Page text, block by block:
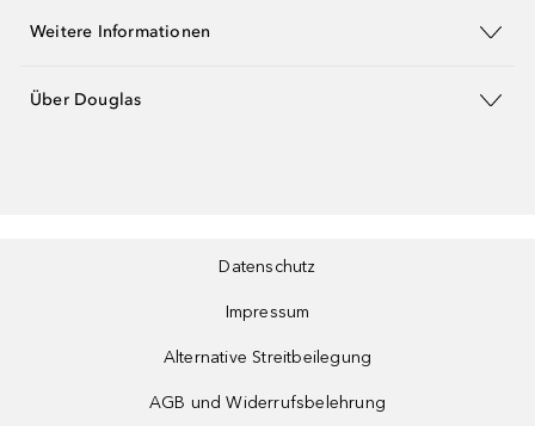
Weitere Informationen
Über Douglas
Datenschutz
Impressum
Alternative Streitbeilegung
AGB und Widerrufsbelehrung